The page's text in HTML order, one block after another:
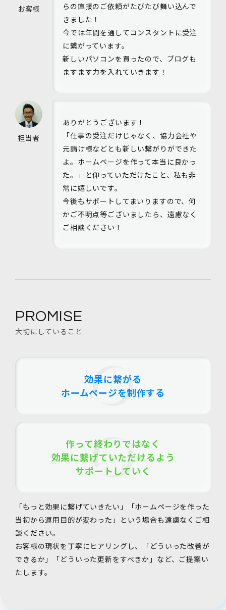
お客様
らの直接のご依頼がたびたび舞い込んで
きました！
今では年間を通してコンスタントに受注
に繋がっています。
新しいパソコンを買ったので、ブログも
ますます力を入れていきます！
担当者
ありがとうございます！
「仕事の受注だけじゃなく、協力会社や
元請け様などとも新しい繋がりができた
よ。ホームページを作って本当に良かっ
た。」と仰っていただけたこと、私も非
常に嬉しいです。
今後もサポートしてまいりますので、何
かご不明点等ございましたら、遠慮なく
ご相談ください！
PROMISE
大切にしていること
効果に繋がる
ホームページを制作する
作って終わりではなく
効果に繋げていただけるよう
サポートしていく
「もっと効果に繋げていきたい」「ホームページを作った
当初から運用目的が変わった」という場合も遠慮なくご相
談ください。
お客様の現状を丁寧にヒアリングし、「どういった改善が
できるか」「どういった更新をすべきか」など、ご提案い
たします。